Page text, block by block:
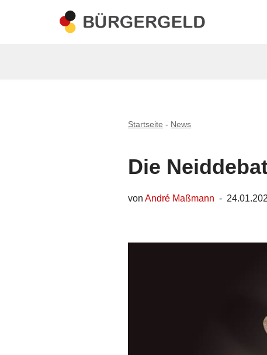
Startseite - News
Die
von André Maßmann